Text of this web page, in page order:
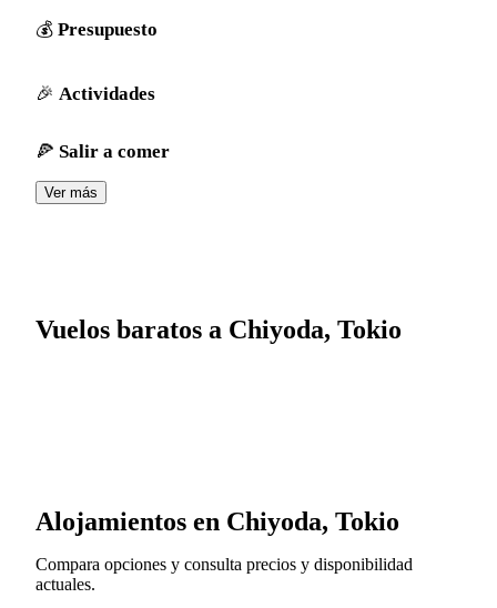
Presupuesto
Actividades
Salir a comer
Ver más
Vuelos baratos a Chiyoda, Tokio
Alojamientos en Chiyoda, Tokio
Compara opciones y consulta precios y disponibilidad
actuales.